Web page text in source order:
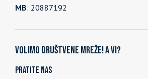
MB: 20887192
Volimo društvene mreže! A vi?
Pratite nas